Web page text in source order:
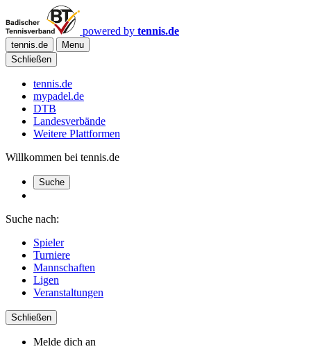
powered by tennis.de
tennis.de
Menu
Schließen
tennis.de
mypadel.de
DTB
Landesverbände
Weitere Plattformen
Willkommen bei tennis.de
Suche
Suche nach:
Spieler
Turniere
Mannschaften
Ligen
Veranstaltungen
Schließen
Melde dich an